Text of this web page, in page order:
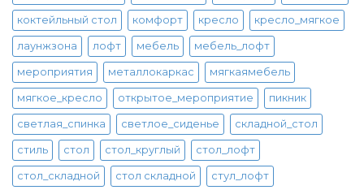
коктейльный стол комфорт кресло кресло_мягкое
лаунжзона лофт мебель мебель_лофт
мероприятия металлокаркас мягкаямебель
мягкое_кресло открытое_мероприятие пикник
светлая_спинка светлое_сиденье складной_стол
стиль стол стол_круглый стол_лофт
стол_складной стол складной стул_лофт